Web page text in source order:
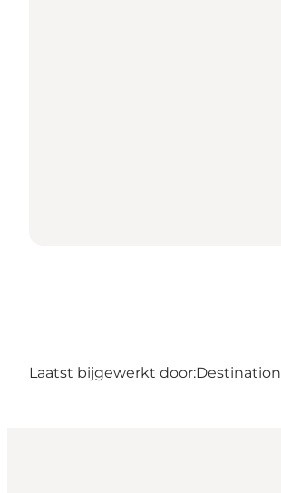
Laatst bijgewerkt door: